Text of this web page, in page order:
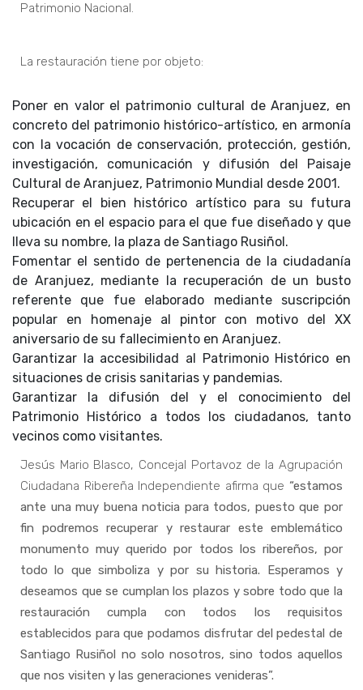
Patrimonio Nacional.
La restauración tiene por objeto:
Poner en valor el patrimonio cultural de Aranjuez, en
concreto del patrimonio histórico-artístico, en armonía
con la vocación de conservación, protección, gestión,
investigación, comunicación y difusión del Paisaje
Cultural de Aranjuez, Patrimonio Mundial desde 2001.
Recuperar el bien histórico artístico para su futura
ubicación en el espacio para el que fue diseñado y que
lleva su nombre, la plaza de Santiago Rusiñol.
Fomentar el sentido de pertenencia de la ciudadanía
de Aranjuez, mediante la recuperación de un busto
referente que fue elaborado mediante suscripción
popular en homenaje al pintor con motivo del XX
aniversario de su fallecimiento en Aranjuez.
Garantizar la accesibilidad al Patrimonio Histórico en
situaciones de crisis sanitarias y pandemias.
Garantizar la difusión del y el conocimiento del
Patrimonio Histórico a todos los ciudadanos, tanto
vecinos como visitantes.
Jesús Mario Blasco, Concejal Portavoz de la Agrupación
Ciudadana Ribereña Independiente afirma que “estamos
ante una muy buena noticia para todos, puesto que por
fin podremos recuperar y restaurar este emblemático
monumento muy querido por todos los ribereños, por
todo lo que simboliza y por su historia. Esperamos y
deseamos que se cumplan los plazos y sobre todo que la
restauración cumpla con todos los requisitos
establecidos para que podamos disfrutar del pedestal de
Santiago Rusiñol no solo nosotros, sino todos aquellos
que nos visiten y las generaciones venideras”.